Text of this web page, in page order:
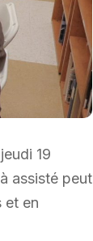
19
assisté peut
et en